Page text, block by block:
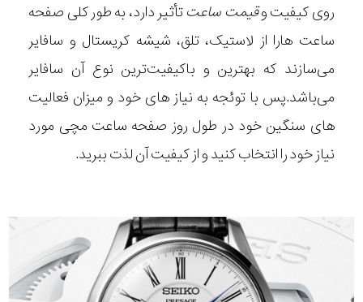
روی کیفیت وقیمت ساعتتأثیر دارد، به طور کلی صفحه
ساعت هارا از لاستیک، تلق، شیشه کریستال و سافایر
می‌سازند که بهترین و باکیفیت‌ترین نوع آن سافایر
می‌باشد.پس با توئجه به نیاز های خود و میزان فعالیت
های سنگین خود در طول روز صفحه ساعت مچی مورد
نیاز خود را انتخاب کنید و از کیفیت آن لذت ببرید.